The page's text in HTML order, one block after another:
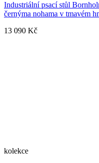
Industriální psací stůl
černýma nohama v tmavém
13 090 Kč
kolekce